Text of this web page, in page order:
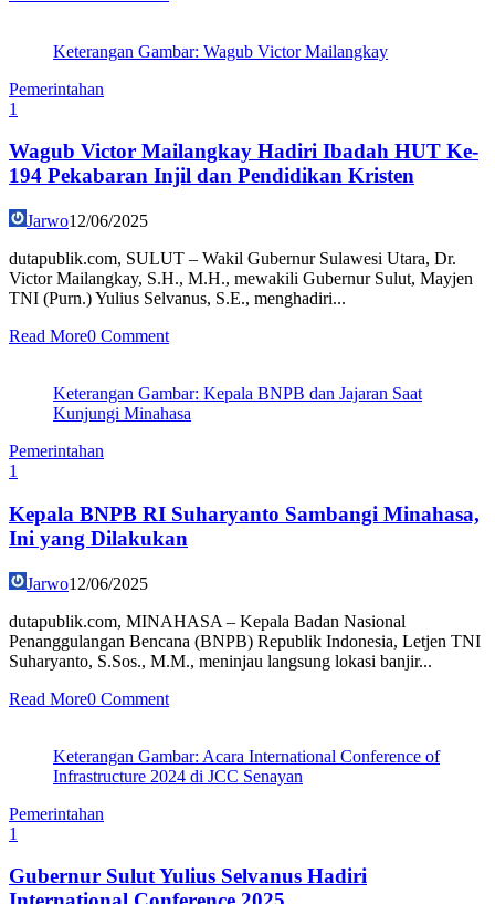
Keterangan Gambar: Wagub Victor Mailangkay
Pemerintahan
1
Wagub Victor Mailangkay Hadiri Ibadah HUT Ke-
194 Pekabaran Injil dan Pendidikan Kristen
Jarwo12/06/2025
dutapublik.com, SULUT – Wakil Gubernur Sulawesi Utara, Dr.
Victor Mailangkay, S.H., M.H., mewakili Gubernur Sulut, Mayjen
TNI (Purn.) Yulius Selvanus, S.E., menghadiri...
Read More0 Comment
Keterangan Gambar: Kepala BNPB dan Jajaran Saat
Kunjungi Minahasa
Pemerintahan
1
Kepala BNPB RI Suharyanto Sambangi Minahasa,
Ini yang Dilakukan
Jarwo12/06/2025
dutapublik.com, MINAHASA – Kepala Badan Nasional
Penanggulangan Bencana (BNPB) Republik Indonesia, Letjen TNI
Suharyanto, S.Sos., M.M., meninjau langsung lokasi banjir...
Read More0 Comment
Keterangan Gambar: Acara International Conference of
Infrastructure 2024 di JCC Senayan
Pemerintahan
1
Gubernur Sulut Yulius Selvanus Hadiri